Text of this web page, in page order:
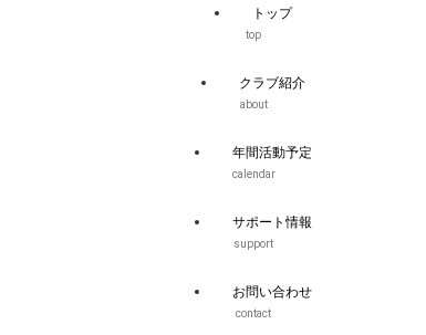
トップ
top
クラブ紹介
about
年間活動予定
calendar
サポート情報
support
お問い合わせ
contact